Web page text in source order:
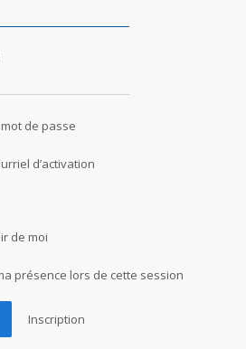
mot de passe
d’activation
de moi
présence lors de cette session
Inscription